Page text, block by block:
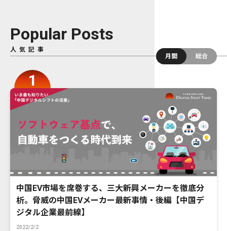
Popular Posts
人気記事
月間
総合
中国EV市場を席巻する、三大新興メーカーを徹底分
析。脅威の中国EVメーカー最新事情・後編【中国デ
ジタル企業最前線】
2022/2/2